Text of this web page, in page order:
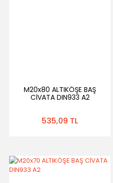
M20x80 ALTIKÖŞE BAŞ
CİVATA DIN933 A2
535,09 TL